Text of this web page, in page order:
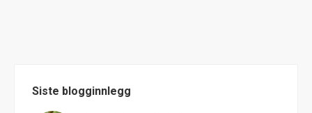
Siste blogginnlegg